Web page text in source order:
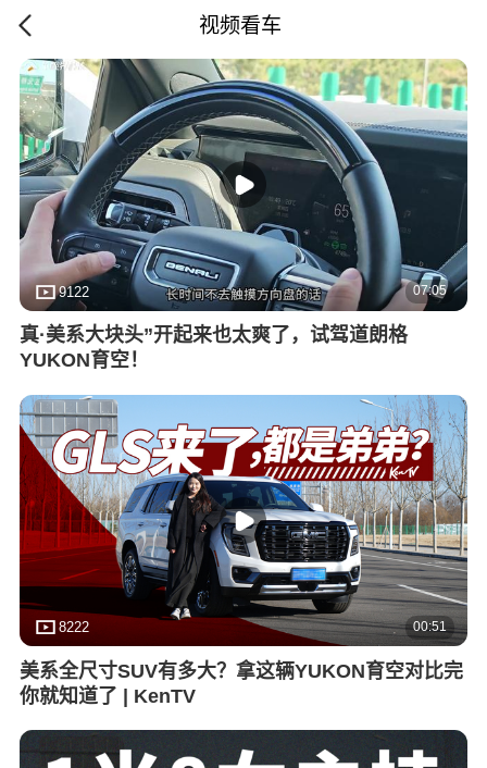
视频看车
9122 07:05
真·美系大块头”开起来也太爽了，试驾道朗格
YUKON育空！
8222 00:51
美系全尺寸SUV有多大？拿这辆YUKON育空对比完
你就知道了 | KenTV